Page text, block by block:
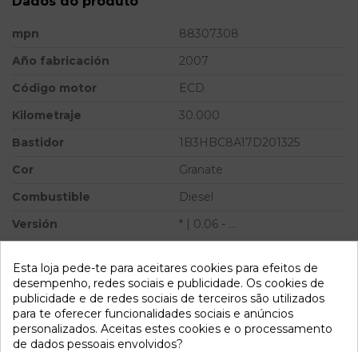
mpn
88307308
Año fabricación
2007
Código motor
ECD
Kilometraje
30.000
Bastidor
1B3HBC8A17D201325
Cor
Granate
Combustible
Diesel
Versión
* | 0.06 - ...
Referência 793076
Disponível a partir de: 2022-04-06
Esta loja pede-te para aceitares cookies para efeitos de
desempenho, redes sociais e publicidade. Os cookies de
publicidade e de redes sociais de terceiros são utilizados
para te oferecer funcionalidades sociais e anúncios
personalizados. Aceitas estes cookies e o processamento
de dados pessoais envolvidos?